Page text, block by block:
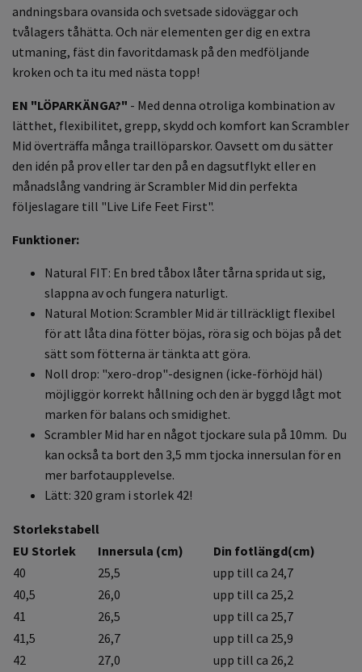
andningsbara ovansida och svetsade sidoväggar och
tvålagers tåhätta. Och när elementen ger dig en extra
utmaning, fäst din favoritdamask på den medföljande
kroken och ta itu med nästa topp!
EN "LÖPARKÄNGA?" - Med denna otroliga kombination av
lätthet, flexibilitet, grepp, skydd och komfort kan Scrambler
Mid överträffa många traillöparskor. Oavsett om du sätter
den idén på prov eller tar den på en dagsutflykt eller en
månadslång vandring är Scrambler Mid din perfekta
följeslagare till "Live Life Feet First".
Funktioner:
Natural FIT: En bred tåbox låter tårna sprida ut sig,
slappna av och fungera naturligt.
Natural Motion: Scrambler Mid är tillräckligt flexibel
för att låta dina fötter böjas, röra sig och böjas på det
sätt som fötterna är tänkta att göra.
Noll drop: "xero-drop"-designen (icke-förhöjd häl)
möjliggör korrekt hållning och den är byggd lågt mot
marken för balans och smidighet.
Scrambler Mid har en något tjockare sula på 10mm. Du
kan också ta bort den 3,5 mm tjocka innersulan för en
mer barfotaupplevelse.
Lätt: 320 gram i storlek 42!
Storlekstabell
EU Storlek
Innersula (cm)
Din fotlängd(cm)
40
25,5
upp till ca 24,7
40,5
26,0
upp till ca 25,2
41
26,5
upp till ca 25,7
41,5
26,7
upp till ca 25,9
42
27,0
upp till ca 26,2